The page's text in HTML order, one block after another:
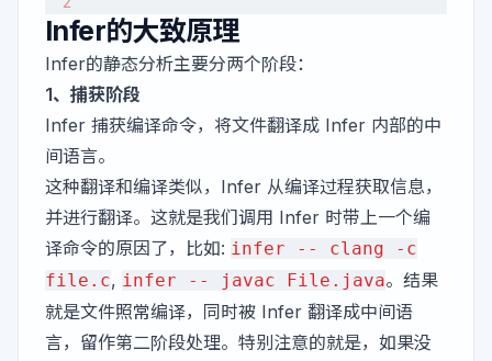
Infer的大致原理
Infer的静态分析主要分两个阶段：
1、捕获阶段
Infer 捕获编译命令，将文件翻译成 Infer 内部的中
间语言。
这种翻译和编译类似，Infer 从编译过程获取信息，
并进行翻译。这就是我们调用 Infer 时带上一个编
译命令的原因了，比如: infer -- clang -c
file.c, infer -- javac File.java。结果
就是文件照常编译，同时被 Infer 翻译成中间语
言，留作第二阶段处理。特别注意的就是，如果没